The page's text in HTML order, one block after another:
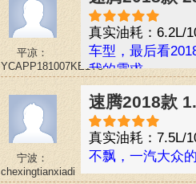
平凉：
YCAPP181007KE1Y5
真实油耗：6.2L/
车型，最后看
我的需求。
宁波：
chexingtianxiadi
速腾2018款
真实油耗：7.5L/
不飘，一汽大众